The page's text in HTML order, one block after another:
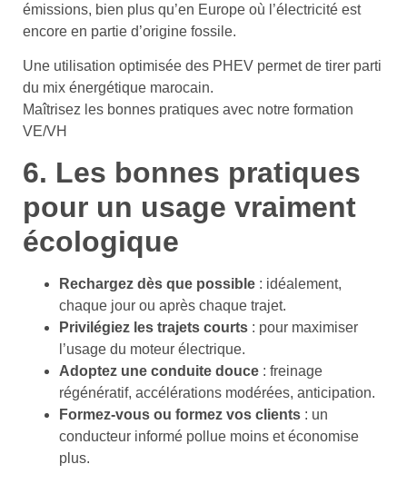
émissions, bien plus qu’en Europe où l’électricité est
encore en partie d’origine fossile.
Une utilisation optimisée des PHEV permet de tirer parti
du mix énergétique marocain.
Maîtrisez les bonnes pratiques avec notre formation
VE/VH
6. Les bonnes pratiques
pour un usage vraiment
écologique
Rechargez dès que possible : idéalement,
chaque jour ou après chaque trajet.
Privilégiez les trajets courts : pour maximiser
l’usage du moteur électrique.
Adoptez une conduite douce : freinage
régénératif, accélérations modérées, anticipation.
Formez-vous ou formez vos clients : un
conducteur informé pollue moins et économise
plus.